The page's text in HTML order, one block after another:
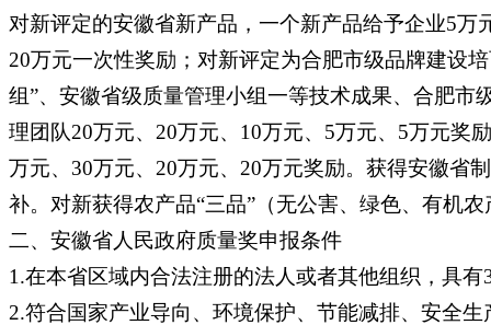
对新评定的安徽省新产品，一个新产品给予企业5
20万元一次性奖励；对新评定为合肥市级品牌建设
组”、安徽省级质量管理小组一等技术成果、合肥
理团队20万元、20万元、10万元、5万元、5万元奖
万元、30万元、20万元、20万元奖励。获得安徽省
补。对新获得农产品“三品”（无公害、绿色、有机
二、安徽省人民政府质量奖申报条件
1.在本省区域内合法注册的法人或者其他组织，具
2.符合国家产业导向、环境保护、节能减排、安全